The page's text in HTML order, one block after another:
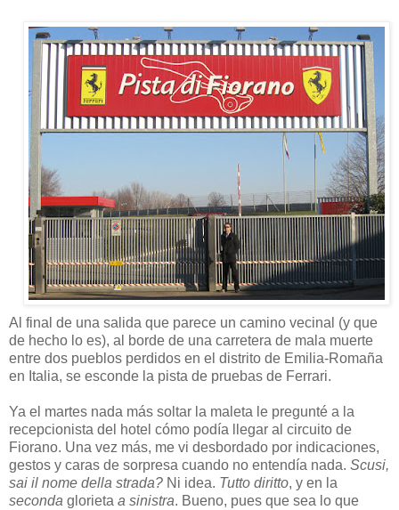
Al final de una salida que parece un camino vecinal (y que
de hecho lo es), al borde de una carretera de mala muerte
entre dos pueblos perdidos en el distrito de Emilia-Romaña
en Italia, se esconde la pista de pruebas de Ferrari.
Ya el martes nada más soltar la maleta le pregunté a la
recepcionista del hotel cómo podía llegar al circuito de
Fiorano. Una vez más, me vi desbordado por indicaciones,
gestos y caras de sorpresa cuando no entendía nada. Scusi,
sai il nome della strada? Ni idea. Tutto diritto, y en la
seconda glorieta a sinistra. Bueno, pues que sea lo que